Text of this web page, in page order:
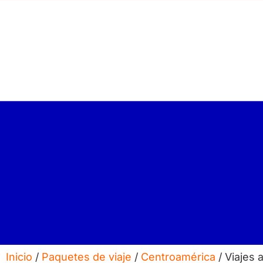
Inicio / Paquetes de viaje / Centroamérica / Viajes